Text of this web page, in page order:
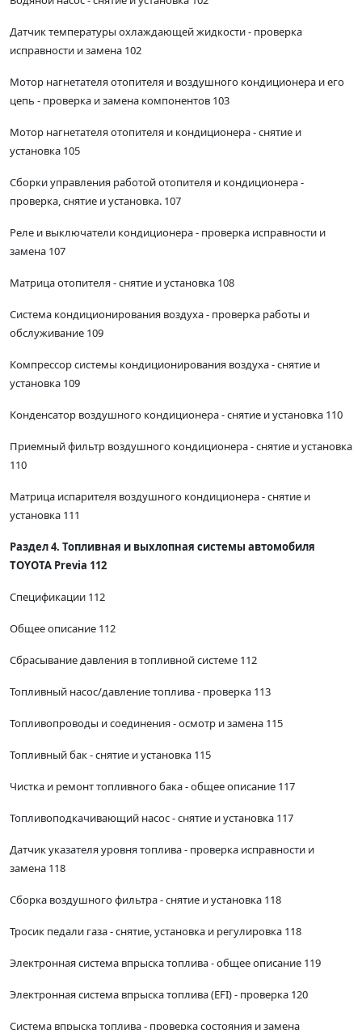
Датчик температуры охлаждающей жидкости - проверка
исправности и замена 102
Мотор нагнетателя отопителя и воздушного кондиционера и его
цепь - проверка и замена компонентов 103
Мотор нагнетателя отопителя и кондиционера - снятие и
установка 105
Сборки управления работой отопителя и кондиционера -
проверка, снятие и установка. 107
Реле и выключатели кондиционера - проверка исправности и
замена 107
Матрица отопителя - снятие и установка 108
Система кондиционирования воздуха - проверка работы и
обслуживание 109
Компрессор системы кондиционирования воздуха - снятие и
установка 109
Конденсатор воздушного кондиционера - снятие и установка 110
Приемный фильтр воздушного кондиционера - снятие и установка
110
Матрица испарителя воздушного кондиционера - снятие и
установка 111
Раздел 4. Топливная и выхлопная системы автомобиля
TOYOTA Previa 112
Спецификации 112
Общее описание 112
Сбрасывание давления в топливной системе 112
Топливный насос/давление топлива - проверка 113
Топливопроводы и соединения - осмотр и замена 115
Топливный бак - снятие и установка 115
Чистка и ремонт топливного бака - общее описание 117
Топливоподкачивающий насос - снятие и установка 117
Датчик указателя уровня топлива - проверка исправности и
замена 118
Сборка воздушного фильтра - снятие и установка 118
Тросик педали газа - снятие, установка и регулировка 118
Электронная система впрыска топлива - общее описание 119
Электронная система впрыска топлива (EFI) - проверка 120
Система впрыска топлива - проверка состояния и замена